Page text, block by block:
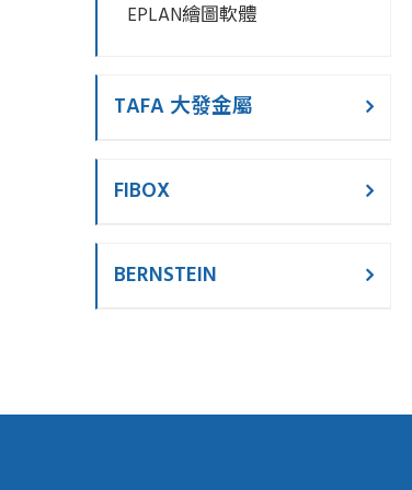
EPLAN繪圖軟體
TAFA 大發金屬
FIBOX
BERNSTEIN